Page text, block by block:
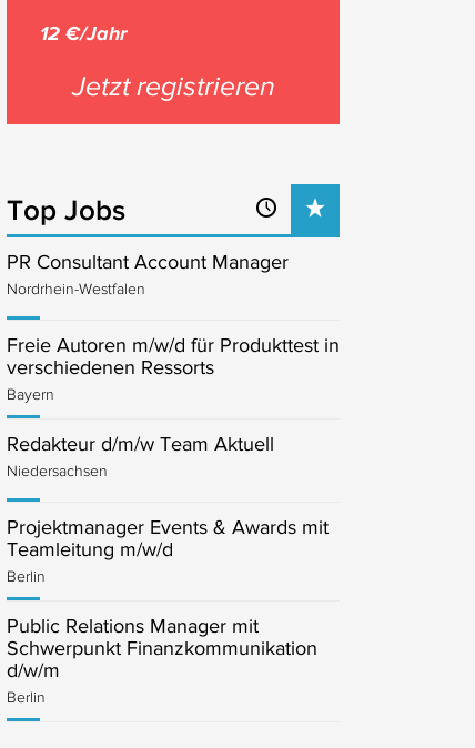
12 €/Jahr
Jetzt registrieren
Top Jobs
PR Consultant Account Manager
Nordrhein-Westfalen
Freie Autoren m/w/d für Produkttest in
verschiedenen Ressorts
Bayern
Redakteur d/m/w Team Aktuell
Niedersachsen
Projektmanager Events & Awards mit
Teamleitung m/w/d
Berlin
Public Relations Manager mit
Schwerpunkt Finanzkommunikation
d/w/m
Berlin